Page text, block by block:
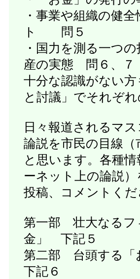
・事業や組織の健
ト 問５
・国力を測る一つ
産の実態 問６、７
十分な認識がない
と討議」でそれぞ
日々報道されるマ
論説を市民の目線
と思います。各種
ーネット上の論説
投稿、コメントく
第一部 壮大なる
金」 下記５
第二部 台頭する
下記６